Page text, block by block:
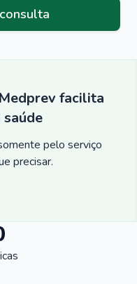
facilita
saúde
pelo serviço
precisar.